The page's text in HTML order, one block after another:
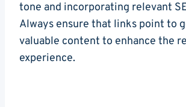
tone and incorporating relevant
Always ensure that links point to
valuable content to enhance the
experience.